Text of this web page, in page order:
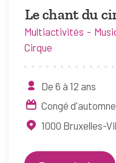
Le chant du
Multiactivités
Cirque
De 6 à 12 ans
Congé d'automne
1000 Bruxelles-